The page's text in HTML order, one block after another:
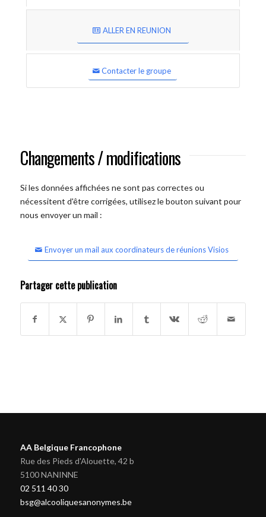
ALLER EN REUNION
Contacter le groupe
Changements / modifications
Si les données affichées ne sont pas correctes ou
nécessitent d'être corrigées, utilisez le bouton suivant pour
nous envoyer un mail :
Envoyer un mail aux coordinateurs de réunions Visios
Partager cette publication
AA Belgique Francophone
Rue des Pieds d'Alouette, 42 b
5100 NANINNE
02 511 40 30
bsg@alcooliquesanonymes.be